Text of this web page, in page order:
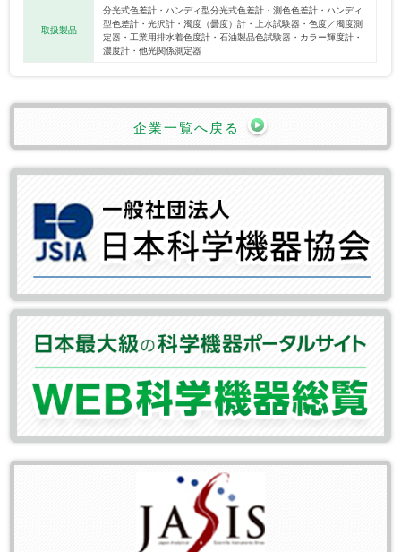
取扱製品
分光式色差計・ハンディ型分光式色差計・測色色差計・ハンディ
型色差計・光沢計・濁度（曇度）計・上水試験器・色度／濁度測
定器・工業用排水着色度計・石油製品色試験器・カラー輝度計・
濃度計・他光関係測定器
企業一覧へ戻る